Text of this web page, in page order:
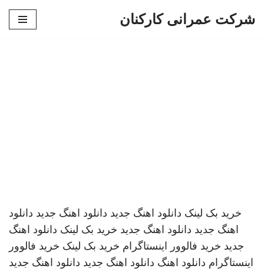
شرکت عمرانی کارکنان
خرید بک لینک دانلود اهنگ جدید دانلود اهنگ جدید دانلود
اهنگ جدید دانلود اهنگ جدید خرید بک لینک دانلود اهنگ
جدید خرید فالوور اینستاگرام خرید بک لینک خرید فالوور
اینستاگرام دانلود اهنگ دانلود اهنگ جدید دانلود اهنگ جدید